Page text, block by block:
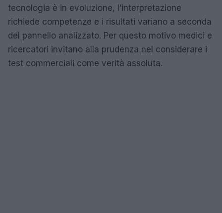
tecnologia è in evoluzione, l’interpretazione
richiede competenze e i risultati variano a seconda
del pannello analizzato. Per questo motivo medici e
ricercatori invitano alla prudenza nel considerare i
test commerciali come verità assoluta.